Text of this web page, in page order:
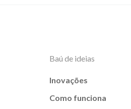
Baú de ideias
Inovações
Como funciona